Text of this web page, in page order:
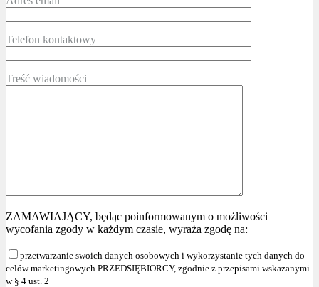
Telefon kontaktowy
Treść wiadomości
ZAMAWIAJĄCY, będąc poinformowanym o możliwości
wycofania zgody w każdym czasie, wyraża zgodę na:
przetwarzanie swoich danych osobowych i wykorzystanie tych danych do
celów marketingowych PRZEDSIĘBIORCY, zgodnie z przepisami wskazanymi
w § 4 ust. 2